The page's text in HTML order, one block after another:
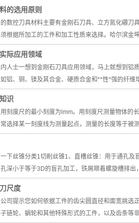
的选用原则
数控刀具材料主要有金刚石刀具、立方氮化硼
根据所加工的工件和加工性质来选择。哈尔滨金
际应用领域
士一想到金刚石刀具应用领域，马上就想到铝
铝、铜、镁及其合金、硬质合金和**性*强的纤维
识
刻度尺的最小刻度为lmm。用刻度尺测量物体的
选择某一刻度线为测量起点，测量的长度等于被
下丝锥分类1切削丝锥1、直槽丝锥：用于通孔
深小于等于3D的盲孔加工，铁屑顺着螺旋槽排
尺度
司提示您如何依据工件的齿尖圆直径和面宽挑选
链轮、蜗轮和其他特殊形式的工件，以及齿条等